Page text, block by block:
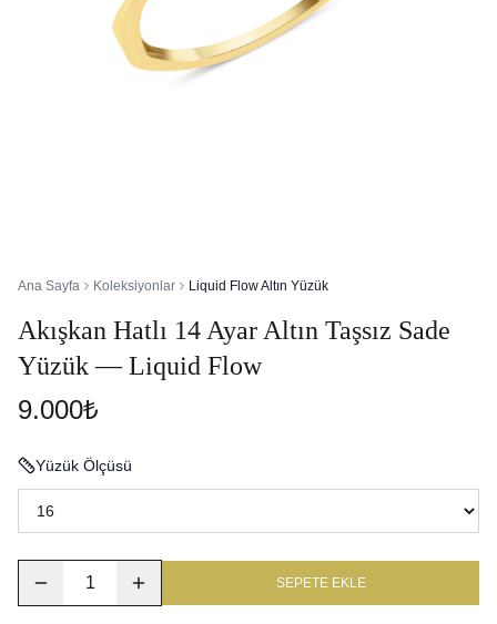
Ana Sayfa Koleksiyonlar Liquid Flow Altın Yüzük
Akışkan Hatlı 14 Ayar Altın Taşsız Sade
Yüzük — Liquid Flow
9.000₺
Yüzük Ölçüsü
1 SEPETE EKLE